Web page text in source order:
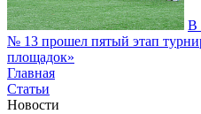
В
№ 13 прошел пятый этап
площадок»
Главная
Статьи
Новости